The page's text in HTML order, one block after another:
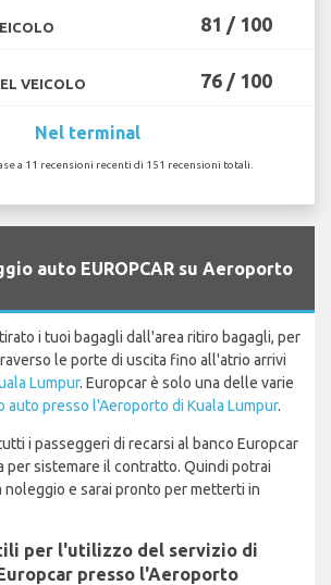
81 / 100
VEICOLO 76 / 100
Nel terminal
a 11 recensioni recenti di 151 recensioni totali.
auto EUROPCAR su Aeroporto
i tuoi bagagli dall'area ritiro bagagli, per
le porte di uscita fino all'atrio arrivi
Lumpur. Europcar è solo una delle varie
auto presso l'Aeroporto di Kuala Lumpur.
i passeggeri di recarsi al banco Europcar
per sistemare il contratto. Quindi potrai
noleggio e sarai pronto per metterti in
per l'utilizzo del servizio di
presso l'Aeroporto